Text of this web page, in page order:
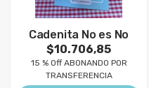
Cadenita No es No
$10.706,85
15 % Off ABONANDO POR
TRANSFERENCIA